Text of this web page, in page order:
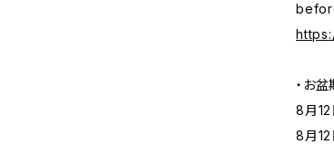
・お
8月12
8月12